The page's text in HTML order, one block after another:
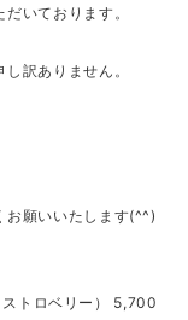
いております。
訳ありません。
お願いいたします(^^)
トロベリー） 5,700